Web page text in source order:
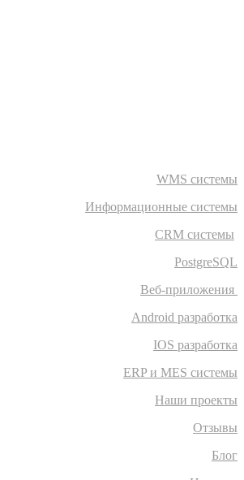
WMS системы
Информационные системы
CRM системы
PostgreSQL
Веб-приложения
Android разработка
IOS разработка
ERP и MES системы
Наши проекты
Отзывы
Блог